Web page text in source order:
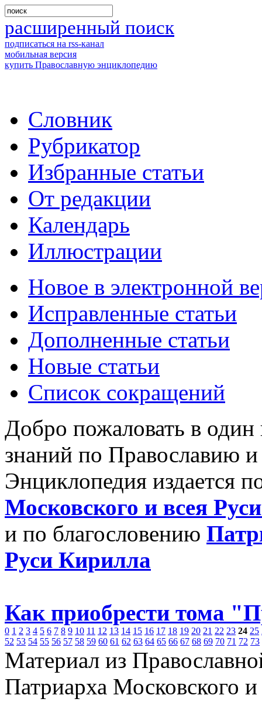
расширенный поиск
подписаться на rss-канал
мобильная версия
купить Православную энциклопедию
Словник
Рубрикатор
Избранные статьи
От редакции
Календарь
Иллюстрации
Новое в электронной
Исправленные статьи
Дополненные статьи
Новые статьи
Список сокращений
Добро пожаловать в
знаний по Православию
Энциклопедия издается
Московского и всея
и по благословению
Руси Кирилла
Как приобрести тома
0 1 2 3 4 5 6 7 8 9 10 11 12 13 14 15 16 17 18 19 20 21 22 23 24 25
52 53 54 55 56 57 58 59 60 61 62 63 64 65 66 67 68 69 70 71 72 73
Материал из
Патриарха Московского